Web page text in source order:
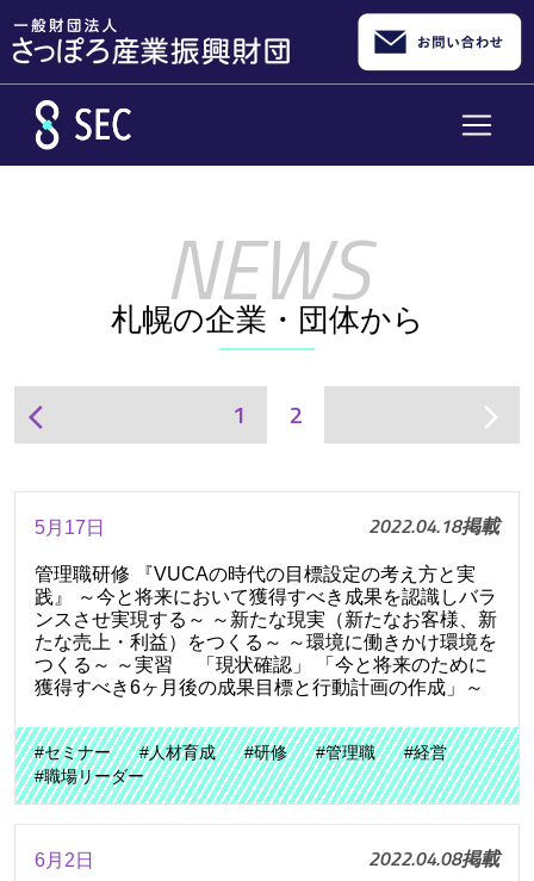
札幌の企業・団体から
arrow_back_ios 1 2 arrow_forward_ios
5月17日 2022.04.18掲載
管理職研修 『VUCAの時代の目標設定の考え方と実
践』 ～今と将来において獲得すべき成果を認識しバラ
ンスさせ実現する～ ～新たな現実（新たなお客様、新
たな売上・利益）をつくる～ ～環境に働きかけ環境を
つくる～ ～実習 「現状確認」 「今と将来のために
獲得すべき6ヶ月後の成果目標と行動計画の作成」～
#セミナー #人材育成 #研修 #管理職
#経営
#職場リーダー
6月2日 2022.04.08掲載